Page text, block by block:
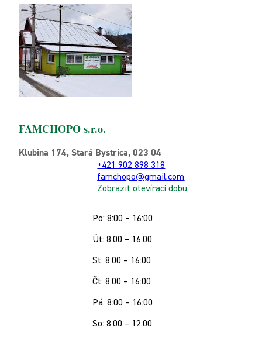
FAMCHOPO s.r.o.
Klubina 174, Stará Bystrica, 023 04
+421 902 898 318
famchopo@gmail.com
Zobrazit otevírací dobu
Po: 8:00 – 16:00
Út: 8:00 – 16:00
St: 8:00 – 16:00
Čt: 8:00 – 16:00
Pá: 8:00 – 16:00
So: 8:00 – 12:00